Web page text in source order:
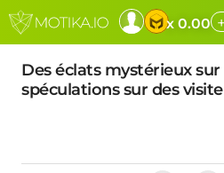
x 0.00 +
Des éclats mystérieux
spéculations sur des